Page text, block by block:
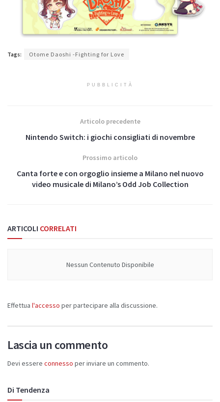
Tags: Otome Daoshi -Fighting for Love
PUBBLICITÀ
Articolo precedente
Nintendo Switch: i giochi consigliati di novembre
Prossimo articolo
Canta forte e con orgoglio insieme a Milano nel nuovo
video musicale di Milano’s Odd Job Collection
ARTICOLI CORRELATI
Nessun Contenuto Disponibile
Effettua l'accesso per partecipare alla discussione.
Lascia un commento
Devi essere connesso per inviare un commento.
Di Tendenza